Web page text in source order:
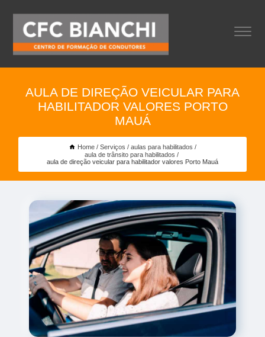
AULA DE DIREÇÃO VEICULAR PARA
HABILITADOR VALORES PORTO
MAUÁ
Home Serviços
aulas para habilitados
aula de trânsito para habilitados
aula de direção veicular para habilitador valores Porto Mauá